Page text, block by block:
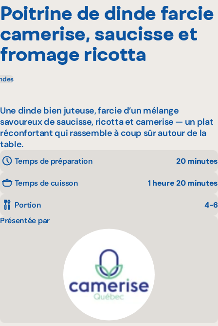
Poitrine de dinde farcie
camerise, saucisse et
fromage ricotta
Une dinde bien juteuse, farcie d’un mélange
savoureux de saucisse, ricotta et camerise — un plat
réconfortant qui rassemble à coup sûr autour de la
table.
Temps de préparation 20 minutes
Temps de cuisson 1 heure 20 minutes
Portion
4-6
Présentée par